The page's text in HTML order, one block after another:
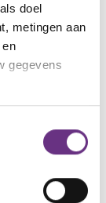
doel
metingen aan
gegevens
actief te
(fingerprinting)
14